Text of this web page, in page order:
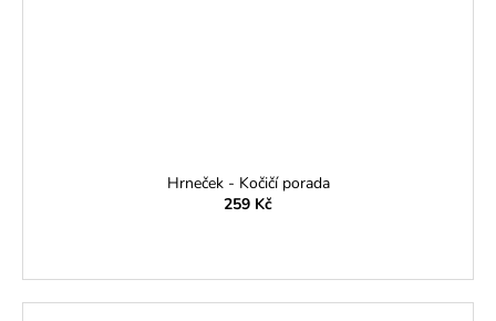
Hrneček - Kočičí porada
259 Kč